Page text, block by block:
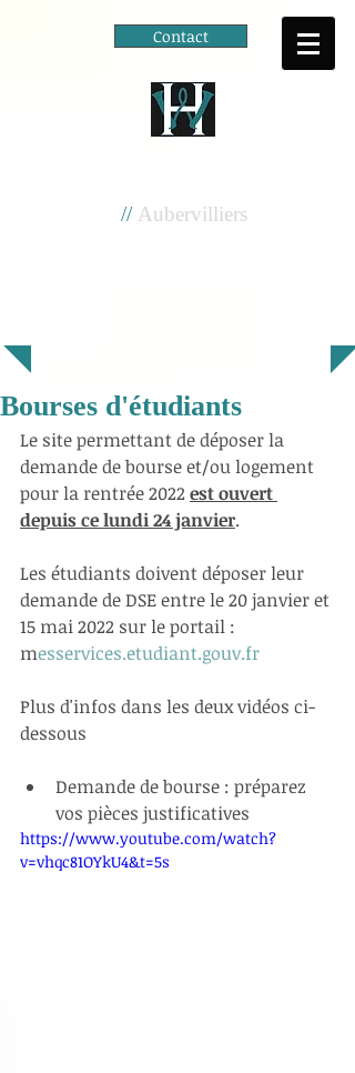
Contact
//Aubervilliers
Bourses d'étudiants
Le site permettant de déposer la
demande de bourse et/ou logement
pour la rentrée 2022 est ouvert
depuis ce lundi 24 janvier.
Les étudiants doivent déposer leur
demande de DSE entre le 20 janvier et
15 mai 2022 sur le portail :
messervices.etudiant.gouv.fr
Plus d'infos dans les deux vidéos ci-
dessous
Demande de bourse : préparez
vos pièces justificatives
https://www.youtube.com/watch?
v=vhqc81OYkU4&t=5s